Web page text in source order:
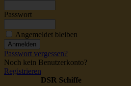
Passwort
Angemeldet bleiben
Passwort vergessen?
Noch kein Benutzerkonto?
Registrieren
DSR Schiffe